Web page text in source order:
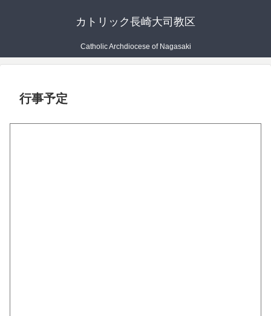
カトリック長崎大司教区
Catholic Archdiocese of Nagasaki
行事予定